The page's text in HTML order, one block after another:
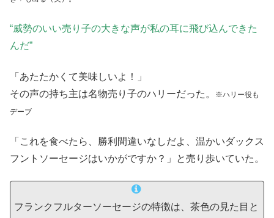
“威勢のいい売り子の大きな声が私の耳に飛び込んできた
んだ”
「あたたかくて美味しいよ！」
その声の持ち主は名物売り子のハリーだった。
※ハリー役も
デーブ
「これを食べたら、勝利間違いなしだよ、温かいダックス
フントソーセージはいかがですか？」と売り歩いていた。
フランクフルターソーセージの特徴は、茶色の見た目と